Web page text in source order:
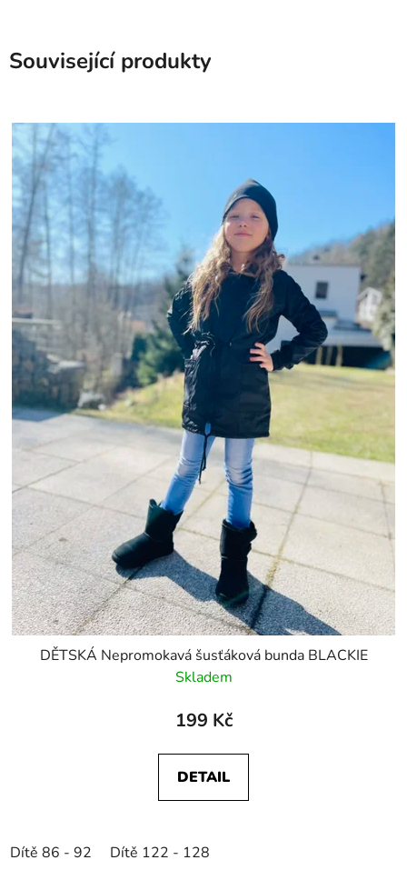
Související produkty
DĚTSKÁ Nepromokavá šusťáková bunda BLACKIE
Skladem
199 Kč
DETAIL
Dítě 86 - 92 Dítě 122 - 128